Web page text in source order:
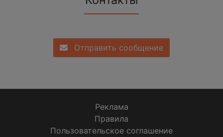
Отправить сообщение
Реклама
Правила
Пользовательское соглашение